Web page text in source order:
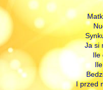
Ja si
Ile
I przed